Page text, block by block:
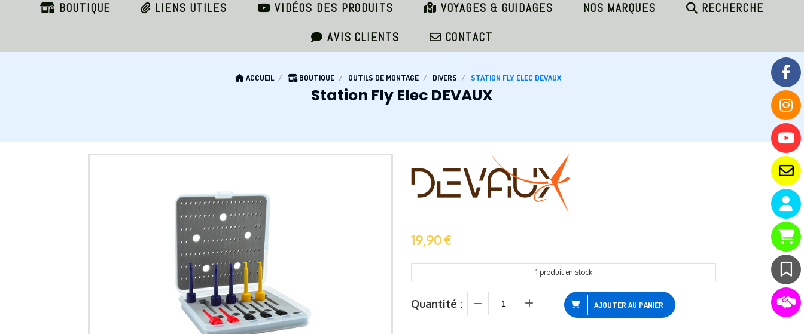
BOUTIQUE LIENS UTILES VIDÉOS DES PRODUITS VOYAGES & GUIDAGES NOS MARQUES
RECHERCHE
AVIS CLIENTS
CONTACT
ACCUEIL BOUTIQUE OUTILS DE MONTAGE DIVERS STATION FLY ELEC DEVAUX
Station Fly Elec DEVAUX
19,90€
1 produit en stock
Quantité : AJOUTER AU PANIER